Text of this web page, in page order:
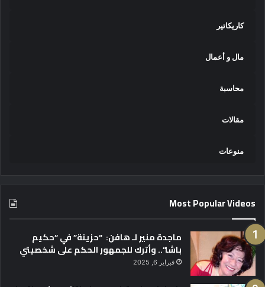
كاريكاتير
مال و أعمال
محاسبة
مقالات
منوعات
Most Popular Videos
ماجدة منير لـ هافن: “حزينة” في “حكيم
باشا”.. وأترك للجمهور الحكم على شخصيتي
فبراير 6, 2025